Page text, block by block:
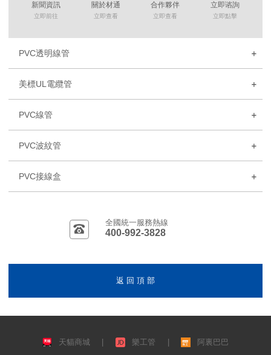
新聞資訊
立即前往
關於材通
立即查看
合作夥伴
立即查看
立即谘詢
立即點擊
PVC透明線管
美標UL電纜管
PVC線管
PVC波紋管
PVC接線盒
全國統一服務熱線
400-992-3828
返 回 頂 部
天貓商城 樂工管 阿裏巴巴